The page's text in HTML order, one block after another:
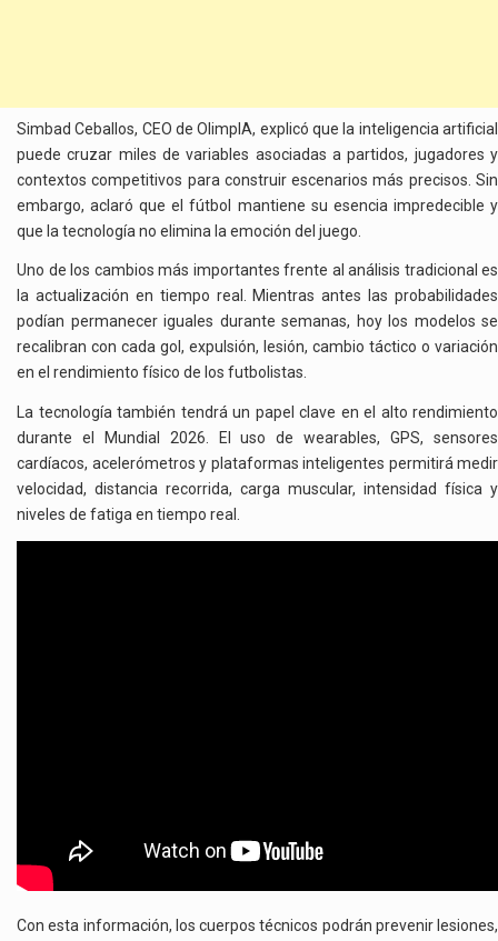
Simbad Ceballos, CEO de OlimpIA, explicó que la inteligencia artificial
puede cruzar miles de variables asociadas a partidos, jugadores y
contextos competitivos para construir escenarios más precisos. Sin
embargo, aclaró que el fútbol mantiene su esencia impredecible y
que la tecnología no elimina la emoción del juego.
Uno de los cambios más importantes frente al análisis tradicional es
la actualización en tiempo real. Mientras antes las probabilidades
podían permanecer iguales durante semanas, hoy los modelos se
recalibran con cada gol, expulsión, lesión, cambio táctico o variación
en el rendimiento físico de los futbolistas.
La tecnología también tendrá un papel clave en el alto rendimiento
durante el Mundial 2026. El uso de wearables, GPS, sensores
cardíacos, acelerómetros y plataformas inteligentes permitirá medir
velocidad, distancia recorrida, carga muscular, intensidad física y
niveles de fatiga en tiempo real.
Con esta información, los cuerpos técnicos podrán prevenir lesiones,